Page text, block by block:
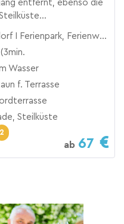
entfernt, ebenso die
Ferienwohnung
Wasser
f. Terrasse
Steilküste
2
ab 67